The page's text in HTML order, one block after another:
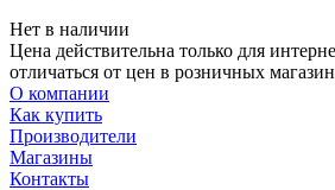
Нет в наличии
Цена действительна только для
отличаться от цен в розничных
О компании
Как купить
Производители
Магазины
Контакты